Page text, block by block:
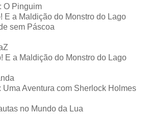
O Pinguim
E a Maldição do Monstro do Lago
sem Páscoa
E a Maldição do Monstro do Lago
Uma Aventura com Sherlock Holmes
no Mundo da Lua